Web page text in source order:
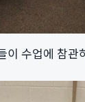
수업에 참관